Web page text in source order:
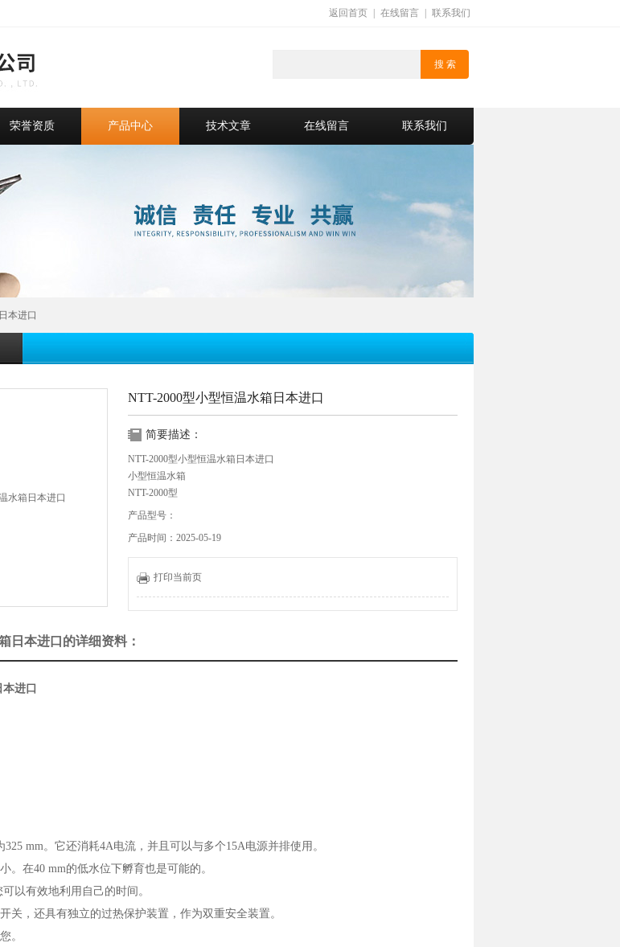
返回首页 在线留言 联系我们
荣誉资质 产品中心 技术文章 在线留言 联系我们
本进口
NTT-2000型小型恒温水箱日本进口
简要描述：
NTT-2000型小型恒温水箱日本进口
小型恒温水箱
NTT-2000型
小型紧凑型水浴锅
特征
小尺寸，宽度为200，深度为325 mm。它还消耗4A电流，并且可以与多个15A
搅拌是轻柔的搅拌，波纹较小。在40 mm的低水位下孵育也是可能的。
配备自动启动/停止功能。您可以有效地利用自己的时间。
产品型号：
产品时间：2025-05-19
打印当前页
日本进口的详细资料：
进口
mm。它还消耗4A电流，并且可以与多个15A电源并排使用。
。在40 mm的低水位下孵育也是可能的。
以有效地利用自己的时间。
关，还具有独立的过热保护装置，作为双重安全装置。
。